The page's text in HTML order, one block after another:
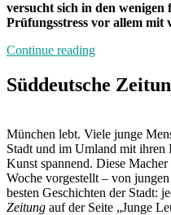
versucht sich in den
Prüfungsstress vor allem mit
Continue reading„München
Hausarrest:
Zuhause
Süddeutsche
München lebt. Viele junge
Stadt und im Umland mit ihren
Kunst spannend. Diese
Woche vorgestellt – von
besten Geschichten der Stadt:
Zeitung auf der Seite „Junge